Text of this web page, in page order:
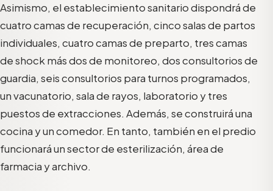
Asimismo, el establecimiento sanitario dispondrá de
cuatro camas de recuperación, cinco salas de partos
individuales, cuatro camas de preparto, tres camas
de shock más dos de monitoreo, dos consultorios de
guardia, seis consultorios para turnos programados,
un vacunatorio, sala de rayos, laboratorio y tres
puestos de extracciones. Además, se construirá una
cocina y un comedor. En tanto, también en el predio
funcionará un sector de esterilización, área de
farmacia y archivo.